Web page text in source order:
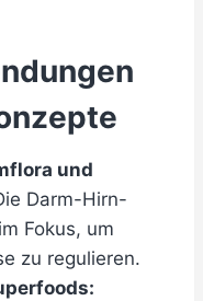
und
Darm-Hirn-
Fokus, um
zu regulieren.